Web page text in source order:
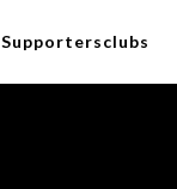
Supportersclubs